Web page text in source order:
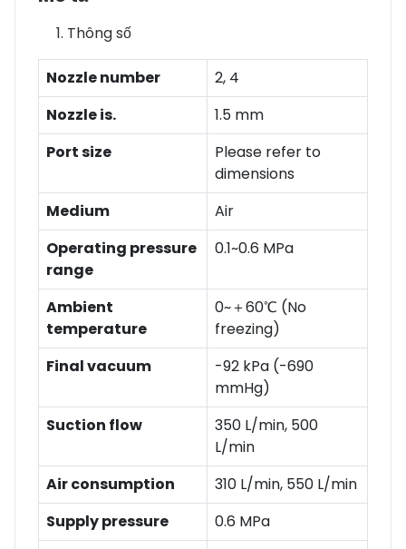
Thông số
Nozzle number
2, 4
Nozzle is.
1.5 mm
Port size
Please refer to
dimensions
Medium
Air
Operating pressure
range
0.1~0.6 MPa
Ambient
temperature
0~＋60℃ (No
freezing)
Final vacuum
-92 kPa (-690
mmHg)
Suction flow
350 L/min, 500
L/min
Air consumption
310 L/min, 550 L/min
Supply pressure
0.6 MPa